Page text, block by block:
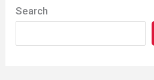
Search